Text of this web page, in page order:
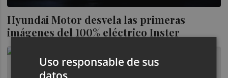
Hyundai Motor desvela las primeras
imágenes del 100% eléctrico Inster
Uso responsable de sus